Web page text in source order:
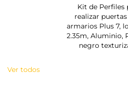
Kit de Perfiles
realizar puertas
armarios Plus 7,
2.35m, Aluminio,
negro
Ver todos